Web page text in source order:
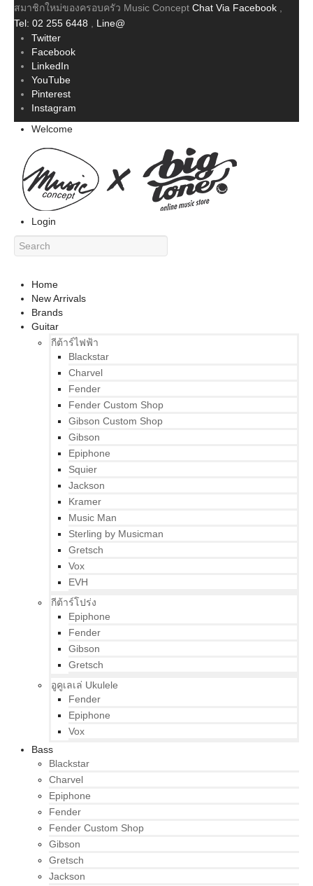
สมาชิกใหม่ของครอบครัว Music Concept Chat Via Facebook
Tel: 02 255 6448
Line@
Twitter
Facebook
LinkedIn
YouTube
Pinterest
Instagram
Welcome
Login
Home
New Arrivals
Brands
Guitar
กีต้าร์ไฟฟ้า
Blackstar
Charvel
Fender
Fender Custom Shop
Gibson Custom Shop
Gibson
Epiphone
Squier
Jackson
Kramer
Music Man
Sterling by Musicman
Gretsch
Vox
EVH
กีต้าร์โปร่ง
Epiphone
Fender
Gibson
Gretsch
อูคูเลเล่ Ukulele
Fender
Epiphone
Vox
Bass
Blackstar
Charvel
Epiphone
Fender
Fender Custom Shop
Gibson
Gretsch
Jackson